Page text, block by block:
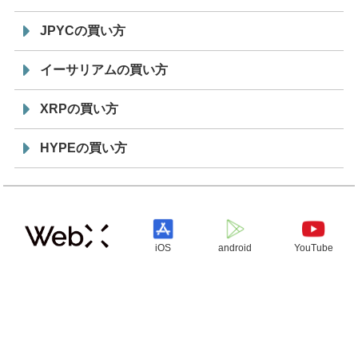
JPYCの買い方
イーサリアムの買い方
XRPの買い方
HYPEの買い方
iOS android YouTube